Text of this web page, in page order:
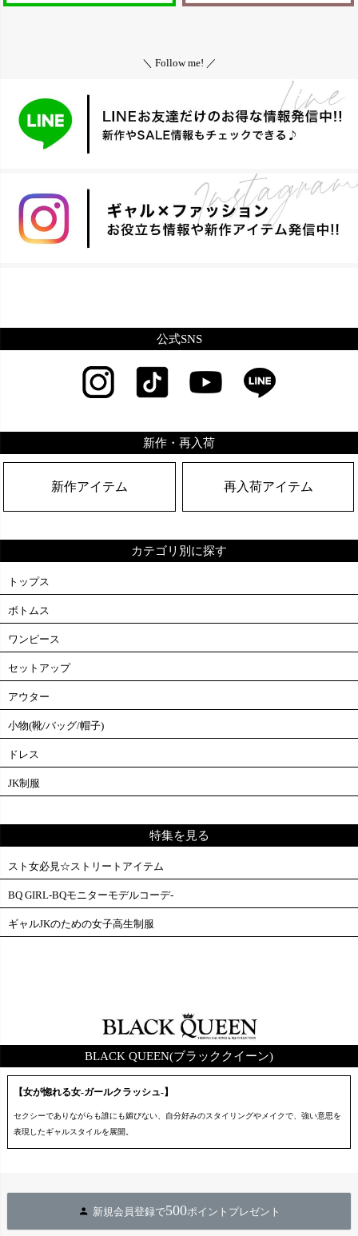
＼ Follow me! ／
公式SNS
新作・再入荷
新作アイテム 再入荷アイテム
カテゴリ別に探す
トップス
ボトムス
ワンピース
セットアップ
アウター
小物(靴/バッグ/帽子)
ドレス
JK制服
特集を見る
スト女必見☆ストリートアイテム
BQ GIRL-BQモニターモデルコーデ-
ギャルJKのための女子高生制服
BLACK QUEEN(ブラッククイーン)
【女が惚れる女-ガールクラッシュ-】
セクシーでありながらも誰にも媚びない、自分好みのスタイリングやメイクで、強い意思を
表現したギャルスタイルを展開。
新規会員登録で500ポイントプレゼント